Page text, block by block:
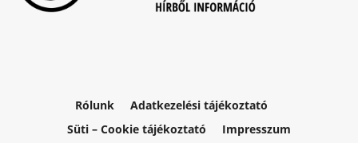
Rólunk
Adatkezelési tájékoztató
Süti – Cookie tájékoztató
Impresszum